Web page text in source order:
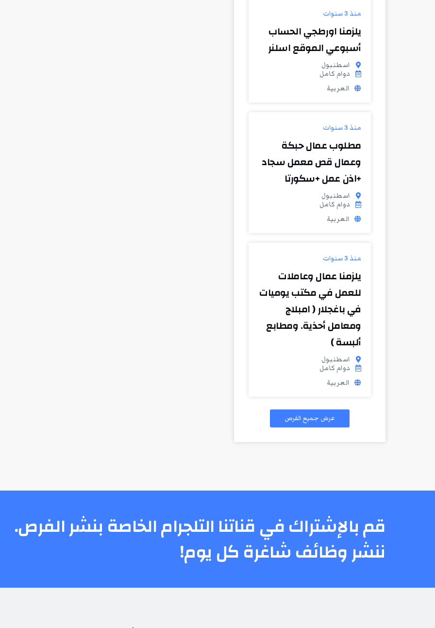
منذ 3 سنوات
يلزمنا اورطجي الحساب
أسبوعي الموقع اسلنر
اسطنبول
دوام كامل
العربية
منذ 3 سنوات
مطلوب عمال حبكة
وعمال قص معمل سجاد
+اذن عمل +سكورتا
اسطنبول
دوام كامل
العربية
منذ 3 سنوات
يلزمنا عمال وعاملات
للعمل في مكتب يوميات
في باغجلار ( امبلاج
ومعامل أحذية. ومطابع
ألبسة )
اسطنبول
دوام كامل
العربية
عرض جميع الفرص
قم بالإشتراك في قناتنا التلجرام الخاصة بنشر الفرص.
ننشر وظائف شاغرة كل يوم!